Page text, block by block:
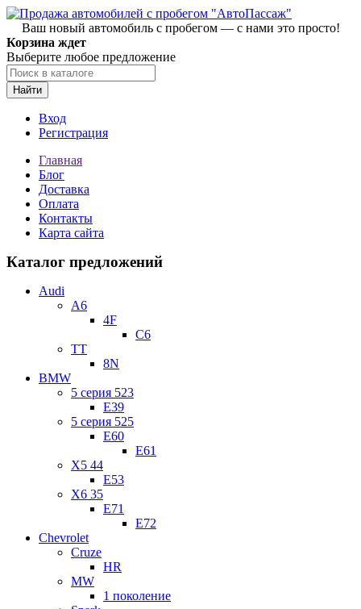
Ваш новый автомобиль с пробегом — с нами это просто!
Корзина ждет
Выберите любое предложение
Найти
Вход
Регистрация
Главная
Блог
Доставка
Оплата
Контакты
Карта сайта
Каталог предложений
Audi
A6
4F
C6
TT
8N
BMW
5 серия 523
E39
5 серия 525
E60
E61
X5 44
E53
X6 35
E71
E72
Chevrolet
Cruze
HR
MW
1 поколение